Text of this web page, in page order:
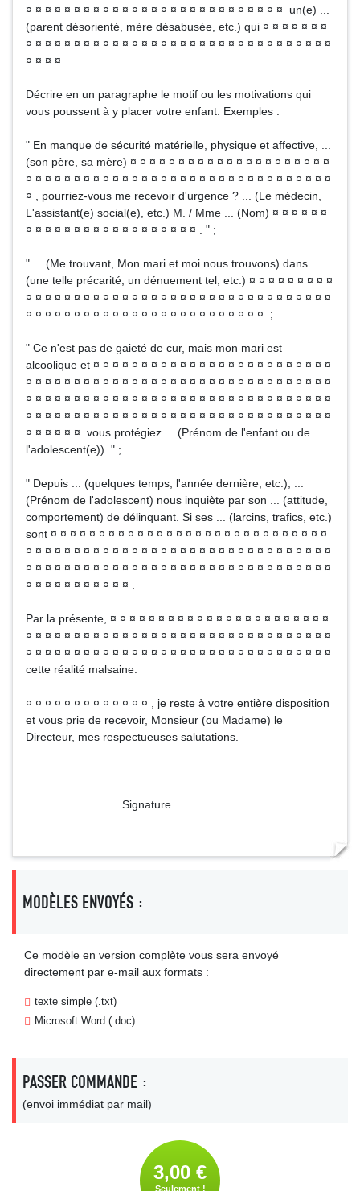
¤ ¤ ¤ ¤ ¤ ¤ ¤ ¤ ¤ ¤ ¤ ¤ ¤ ¤ ¤ ¤ ¤ ¤ ¤ ¤ ¤ ¤ ¤ ¤ ¤ ¤ ¤ un(e) ...
(parent désorienté, mère désabusée, etc.) qui ¤ ¤ ¤ ¤ ¤ ¤ ¤
¤ ¤ ¤ ¤ ¤ ¤ ¤ ¤ ¤ ¤ ¤ ¤ ¤ ¤ ¤ ¤ ¤ ¤ ¤ ¤ ¤ ¤ ¤ ¤ ¤ ¤ ¤ ¤ ¤ ¤ ¤ ¤
¤ ¤ ¤ ¤ .
Décrire en un paragraphe le motif ou les motivations qui
vous poussent à y placer votre enfant. Exemples :
" En manque de sécurité matérielle, physique et affective, ...
(son père, sa mère) ¤ ¤ ¤ ¤ ¤ ¤ ¤ ¤ ¤ ¤ ¤ ¤ ¤ ¤ ¤ ¤ ¤ ¤ ¤ ¤ ¤
¤ ¤ ¤ ¤ ¤ ¤ ¤ ¤ ¤ ¤ ¤ ¤ ¤ ¤ ¤ ¤ ¤ ¤ ¤ ¤ ¤ ¤ ¤ ¤ ¤ ¤ ¤ ¤ ¤ ¤ ¤ ¤
¤ , pourriez-vous me recevoir d'urgence ? ... (Le médecin,
L'assistant(e) social(e), etc.) M. / Mme ... (Nom) ¤ ¤ ¤ ¤ ¤ ¤
¤ ¤ ¤ ¤ ¤ ¤ ¤ ¤ ¤ ¤ ¤ ¤ ¤ ¤ ¤ ¤ ¤ ¤ . " ;
" ... (Me trouvant, Mon mari et moi nous trouvons) dans ...
(une telle précarité, un dénuement tel, etc.) ¤ ¤ ¤ ¤ ¤ ¤ ¤ ¤ ¤
¤ ¤ ¤ ¤ ¤ ¤ ¤ ¤ ¤ ¤ ¤ ¤ ¤ ¤ ¤ ¤ ¤ ¤ ¤ ¤ ¤ ¤ ¤ ¤ ¤ ¤ ¤ ¤ ¤ ¤ ¤ ¤
¤ ¤ ¤ ¤ ¤ ¤ ¤ ¤ ¤ ¤ ¤ ¤ ¤ ¤ ¤ ¤ ¤ ¤ ¤ ¤ ¤ ¤ ¤ ¤ ¤ ;
" Ce n'est pas de gaieté de cur, mais mon mari est
alcoolique et ¤ ¤ ¤ ¤ ¤ ¤ ¤ ¤ ¤ ¤ ¤ ¤ ¤ ¤ ¤ ¤ ¤ ¤ ¤ ¤ ¤ ¤ ¤ ¤ ¤
¤ ¤ ¤ ¤ ¤ ¤ ¤ ¤ ¤ ¤ ¤ ¤ ¤ ¤ ¤ ¤ ¤ ¤ ¤ ¤ ¤ ¤ ¤ ¤ ¤ ¤ ¤ ¤ ¤ ¤ ¤ ¤
¤ ¤ ¤ ¤ ¤ ¤ ¤ ¤ ¤ ¤ ¤ ¤ ¤ ¤ ¤ ¤ ¤ ¤ ¤ ¤ ¤ ¤ ¤ ¤ ¤ ¤ ¤ ¤ ¤ ¤ ¤ ¤
¤ ¤ ¤ ¤ ¤ ¤ ¤ ¤ ¤ ¤ ¤ ¤ ¤ ¤ ¤ ¤ ¤ ¤ ¤ ¤ ¤ ¤ ¤ ¤ ¤ ¤ ¤ ¤ ¤ ¤ ¤ ¤
¤ ¤ ¤ ¤ ¤ ¤ vous protégiez ... (Prénom de l'enfant ou de
l'adolescent(e)). " ;
" Depuis ... (quelques temps, l'année dernière, etc.), ...
(Prénom de l'adolescent) nous inquiète par son ... (attitude,
comportement) de délinquant. Si ses ... (larcins, trafics, etc.)
sont ¤ ¤ ¤ ¤ ¤ ¤ ¤ ¤ ¤ ¤ ¤ ¤ ¤ ¤ ¤ ¤ ¤ ¤ ¤ ¤ ¤ ¤ ¤ ¤ ¤ ¤ ¤ ¤ ¤
¤ ¤ ¤ ¤ ¤ ¤ ¤ ¤ ¤ ¤ ¤ ¤ ¤ ¤ ¤ ¤ ¤ ¤ ¤ ¤ ¤ ¤ ¤ ¤ ¤ ¤ ¤ ¤ ¤ ¤ ¤ ¤
¤ ¤ ¤ ¤ ¤ ¤ ¤ ¤ ¤ ¤ ¤ ¤ ¤ ¤ ¤ ¤ ¤ ¤ ¤ ¤ ¤ ¤ ¤ ¤ ¤ ¤ ¤ ¤ ¤ ¤ ¤ ¤
¤ ¤ ¤ ¤ ¤ ¤ ¤ ¤ ¤ ¤ ¤ .
Par la présente, ¤ ¤ ¤ ¤ ¤ ¤ ¤ ¤ ¤ ¤ ¤ ¤ ¤ ¤ ¤ ¤ ¤ ¤ ¤ ¤ ¤ ¤ ¤
¤ ¤ ¤ ¤ ¤ ¤ ¤ ¤ ¤ ¤ ¤ ¤ ¤ ¤ ¤ ¤ ¤ ¤ ¤ ¤ ¤ ¤ ¤ ¤ ¤ ¤ ¤ ¤ ¤ ¤ ¤ ¤
¤ ¤ ¤ ¤ ¤ ¤ ¤ ¤ ¤ ¤ ¤ ¤ ¤ ¤ ¤ ¤ ¤ ¤ ¤ ¤ ¤ ¤ ¤ ¤ ¤ ¤ ¤ ¤ ¤ ¤ ¤ ¤
cette réalité malsaine.
¤ ¤ ¤ ¤ ¤ ¤ ¤ ¤ ¤ ¤ ¤ ¤ ¤ , je reste à votre entière disposition
et vous prie de recevoir, Monsieur (ou Madame) le
Directeur, mes respectueuses salutations.
Signature
MODÈLES ENVOYÉS :
Ce modèle en version complète vous sera envoyé
directement par e-mail aux formats :
texte simple (.txt)
Microsoft Word (.doc)
PASSER COMMANDE :
(envoi immédiat par mail)
3,00 €
Seulement !